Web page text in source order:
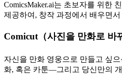
ComicsMaker.ai는 초보자를 위한
제공하여, 창작 과정에서 배우면
Comicut（사진을 만화로 바
자신을 만화 영웅으로 만들고 싶
화, 혹은 카툰—그리고 당신만의